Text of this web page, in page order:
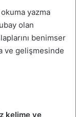
yazma
olan
benimser
ve gelişmesinde
kelime ve